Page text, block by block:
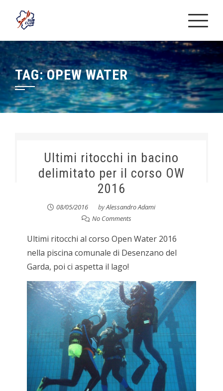
TAG:OPEW WATER
Ultimi ritocchi in bacino
delimitato per il corso OW
2016
08/05/2016 byAlessandro Adami
No Comments
Ultimi ritocchi al corso Open Water 2016
nella piscina comunale di Desenzano del
Garda, poi ci aspetta il lago!